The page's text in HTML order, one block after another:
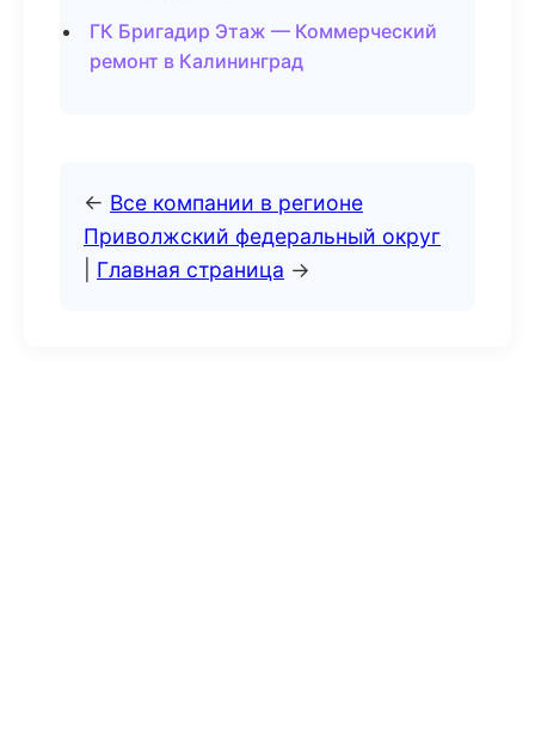
ГК Бригадир Этаж — Коммерческий
ремонт в Калининград
← Все компании в регионе
Приволжский федеральный округ
Главная страница →